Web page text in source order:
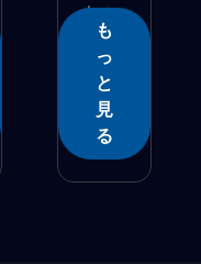
ネス
を続...
も
っ
と
見
る